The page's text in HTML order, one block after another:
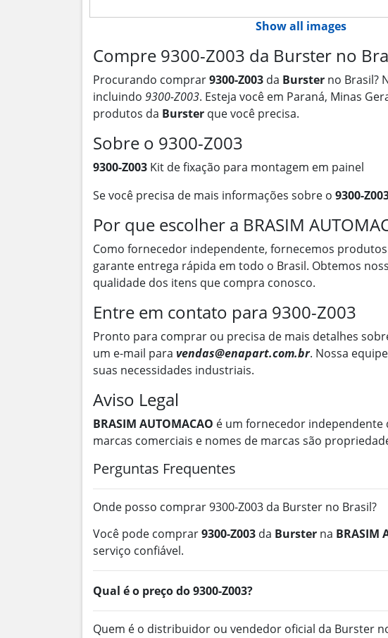
Show all images
Compre 9300-Z003 da Burster no
Procurando comprar9300-Z003 da Burster no Brasil?
incluindo 9300-Z003. Esteja você em Paraná, Minas
produtos da Burster que você precisa.
Sobre o 9300-Z003
9300-Z003 Kit de fixação para montagem em painel
Se você precisa de mais informações sobre o 9300-
Por que escolher a BRASIM
Como fornecedor independente, fornecemos
garante entrega rápida em todo o Brasil. Obtemos
qualidade dos itens que compra conosco.
Entre em contato para 9300-Z003
Pronto para comprar ou precisa de mais detalhes
um e-mail para vendas@enapart.com.br. Nossa
suas necessidades industriais.
Aviso Legal
BRASIM AUTOMACAO é um fornecedor independente
marcas comerciais e nomes de marcas são
Perguntas Frequentes
Onde posso comprar 9300-Z003 da Burster no Brasil?
Você pode comprar9300-Z003 da Burster na BRASIM
serviço confiável.
Qual é o preço do 9300-Z003?
Quem é o distribuidor ou vendedor oficial da Burster